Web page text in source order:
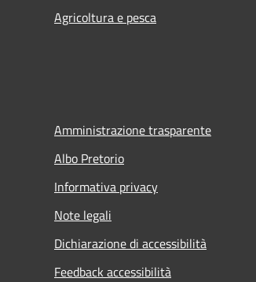
Agricoltura e pesca
Amministrazione trasparente
Albo Pretorio
Informativa privacy
Note legali
Dichiarazione di accessibilità
Feedback accessibilità